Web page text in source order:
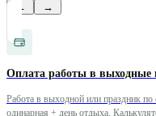
← →
Оплата работы в выходные
Работа в выходной или праздник
одинарная + день отдыха.